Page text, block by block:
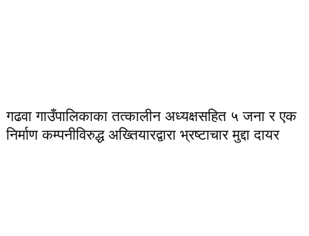
गढवा गाउँपालिकाका तत्कालीन अध्यक्षसहित ५ जना र एक
निर्माण कम्पनीविरुद्ध अख्तियारद्वारा भ्रष्टाचार मुद्दा दायर